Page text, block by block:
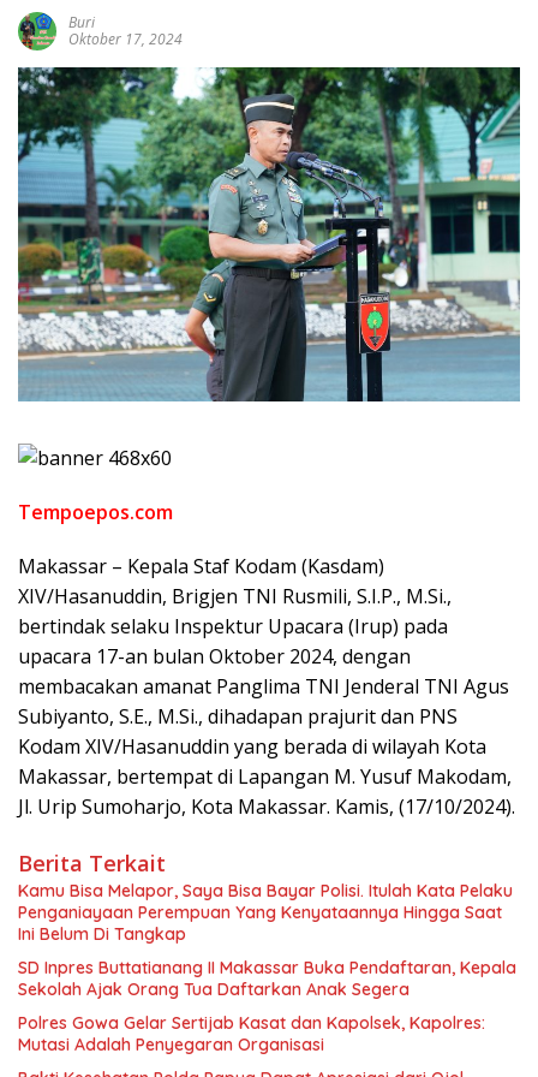
Buri
Oktober 17, 2024
Tempoepos.com
Makassar – Kepala Staf Kodam (Kasdam)
XIV/Hasanuddin, Brigjen TNI Rusmili, S.I.P., M.Si.,
bertindak selaku Inspektur Upacara (Irup) pada
upacara 17-an bulan Oktober 2024, dengan
membacakan amanat Panglima TNI Jenderal TNI Agus
Subiyanto, S.E., M.Si., dihadapan prajurit dan PNS
Kodam XIV/Hasanuddin yang berada di wilayah Kota
Makassar, bertempat di Lapangan M. Yusuf Makodam,
Jl. Urip Sumoharjo, Kota Makassar. Kamis, (17/10/2024).
Berita Terkait
Kamu Bisa Melapor, Saya Bisa Bayar Polisi. Itulah Kata Pelaku
Penganiayaan Perempuan Yang Kenyataannya Hingga Saat
Ini Belum Di Tangkap
SD Inpres Buttatianang II Makassar Buka Pendaftaran, Kepala
Sekolah Ajak Orang Tua Daftarkan Anak Segera
Polres Gowa Gelar Sertijab Kasat dan Kapolsek, Kapolres:
Mutasi Adalah Penyegaran Organisasi